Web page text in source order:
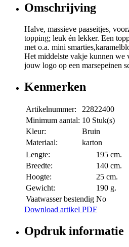
Omschrijving
Halve, massieve paaseitjes,
topping; leuk én lekker. Een
met o.a. mini
Het middelste vakje kunnen we
jouw logo op een marsepeinen
Kenmerken
Artikelnummer:
22822400
Minimum aantal: 10 Stuk(s)
Kleur:
Bruin
Materiaal:
karton
Lengte:
195 cm.
Breedte:
140 cm.
Hoogte:
25 cm.
Gewicht:
190 g.
Vaatwasser bestendig No
Download artikel PDF
Opdruk informatie